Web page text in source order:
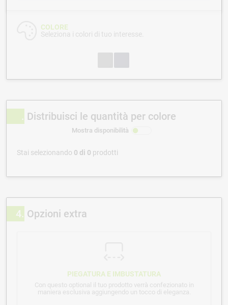
COLORE
Seleziona i colori di tuo interesse.
Distribuisci le quantità per colore
Mostra disponibilità
Stai selezionando 0 di 0 prodotti
4 Opzioni extra
PIEGATURA E IMBUSTATURA
Con questo optional il tuo prodotto verrà confezionato in
maniera esclusiva aggiungendo un tocco di eleganza.